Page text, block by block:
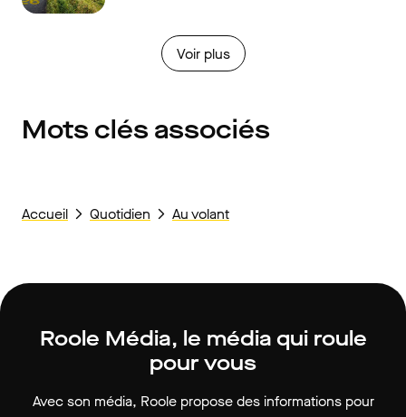
Voir plus
Mots clés associés
Accueil Quotidien Au volant
Roole Média, le média qui roule
pour vous
Avec son média, Roole propose des informations pour